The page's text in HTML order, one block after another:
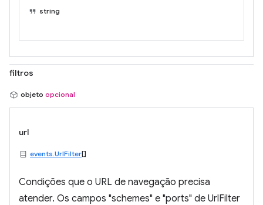
string
filtros
objeto opcional
url
events.UrlFilter[]
Condições que o URL de navegação precisa
atender. Os campos "schemes" e "ports" de UrlFilter